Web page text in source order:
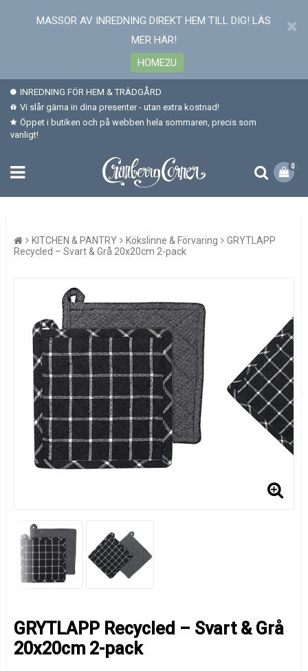
MASSOR AV INREDNING DIREKT HEM TILL DIG! LÄS
MER HÄR!
HOME2U
INREDNING FÖR HEM & TRÄDGÅRD
Vi slår gärna in dina presenter - utan extra kostnad!
Öppet i butiken och på webben hela sommaren, precis som
vanligt!
0
KITCHEN & PANTRY Kökslinne & Förvaring
GRYTLAPP
Recycled – Svart & Grå 20x20cm 2-pack
GRYTLAPP Recycled – Svart & Grå
20x20cm 2-pack